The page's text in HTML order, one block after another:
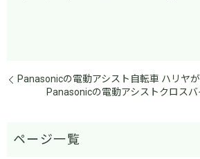
Panasonicの電動アシスト自転車 ハリヤ
Panasonicの電動アシストクロス